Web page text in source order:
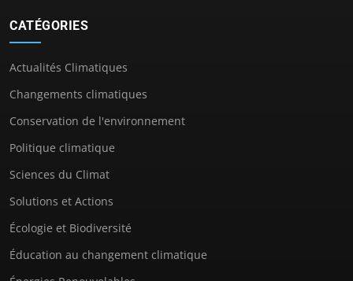
CATÉGORIES
Actualités Climatiques
Changements climatiques
Conservation de l'environnement
Politique climatique
Sciences du Climat
Solutions et Actions
Écologie et Biodiversité
Éducation au changement climatique